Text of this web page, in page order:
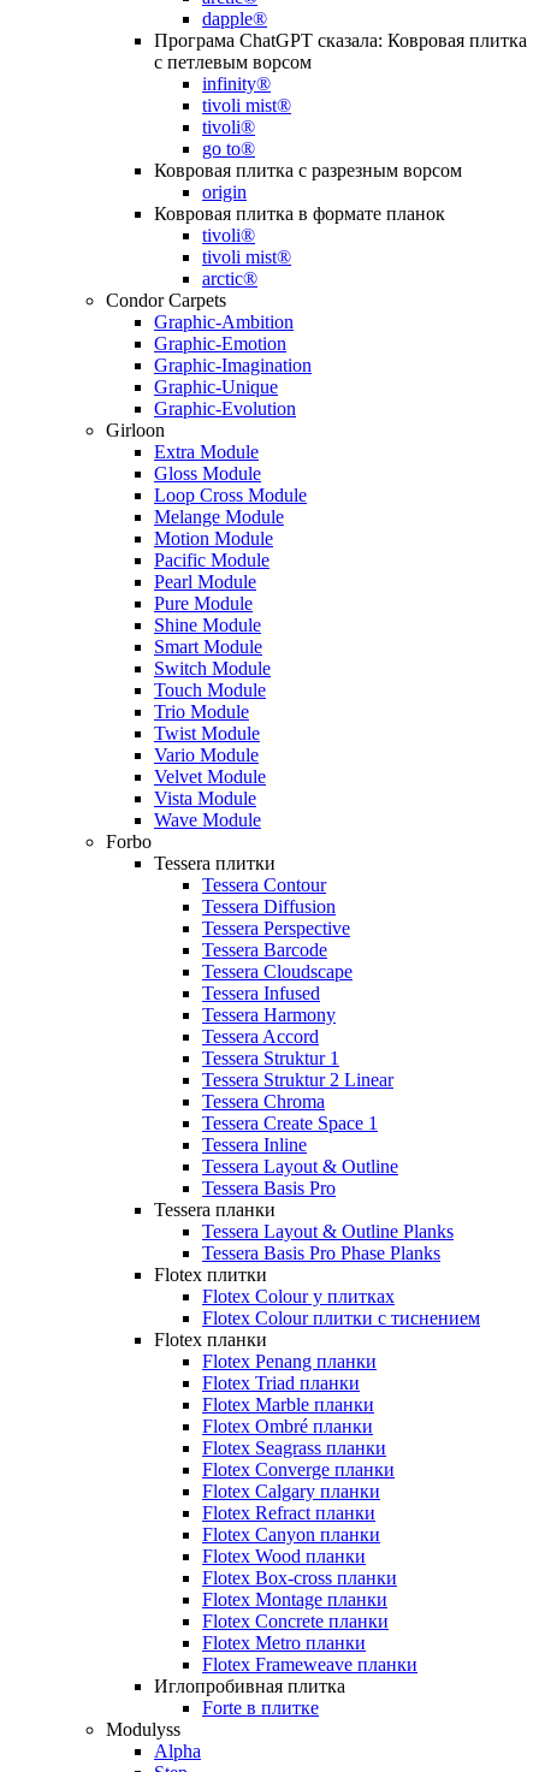
dapple®
Програма ChatGPT сказала: Ковровая плитка
с петлевым ворсом
infinity®
tivoli mist®
tivoli®
go to®
Ковровая плитка с разрезным ворсом
origin
Ковровая плитка в формате планок
tivoli®
tivoli mist®
arctic®
Condor Carpets
Graphic-Ambition
Graphic-Emotion
Graphic-Imagination
Graphic-Unique
Graphic-Evolution
Girloon
Extra Module
Gloss Module
Loop Cross Module
Melange Module
Motion Module
Pacific Module
Pearl Module
Pure Module
Shine Module
Smart Module
Switch Module
Touch Module
Trio Module
Twist Module
Vario Module
Velvet Module
Vista Module
Wave Module
Forbo
Tessera плитки
Tessera Contour
Tessera Diffusion
Tessera Perspective
Tessera Barcode
Tessera Cloudscape
Tessera Infused
Tessera Harmony
Tessera Accord
Tessera Struktur 1
Tessera Struktur 2 Linear
Tessera Chroma
Tessera Create Space 1
Tessera Inline
Tessera Layout & Outline
Tessera Basis Pro
Tessera планки
Tessera Layout & Outline Planks
Tessera Basis Pro Phase Planks
Flotex плитки
Flotex Colour у плитках
Flotex Colour плитки с тиснением
Flotex планки
Flotex Penang планки
Flotex Triad планки
Flotex Marble планки
Flotex Ombré планки
Flotex Seagrass планки
Flotex Converge планки
Flotex Calgary планки
Flotex Refract планки
Flotex Canyon планки
Flotex Wood планки
Flotex Box-cross планки
Flotex Montage планки
Flotex Concrete планки
Flotex Metro планки
Flotex Frameweave планки
Иглопробивная плитка
Forte в плитке
Modulyss
Alpha